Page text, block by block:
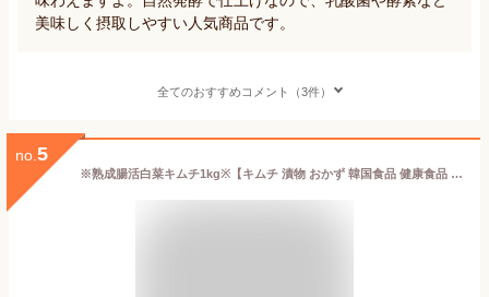
美味しく摂取しやすい人気商品です。
全てのおすすめコメント（3件）
no. 5
※熟成腸活白菜キムチ1kg※【キムチ 漬物 おかず 韓国食品 健康食品 格安 発酵食品 お漬物 白菜キムチ】